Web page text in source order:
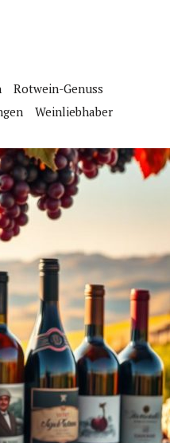
Rotwein-Genuss
Weinliebhaber